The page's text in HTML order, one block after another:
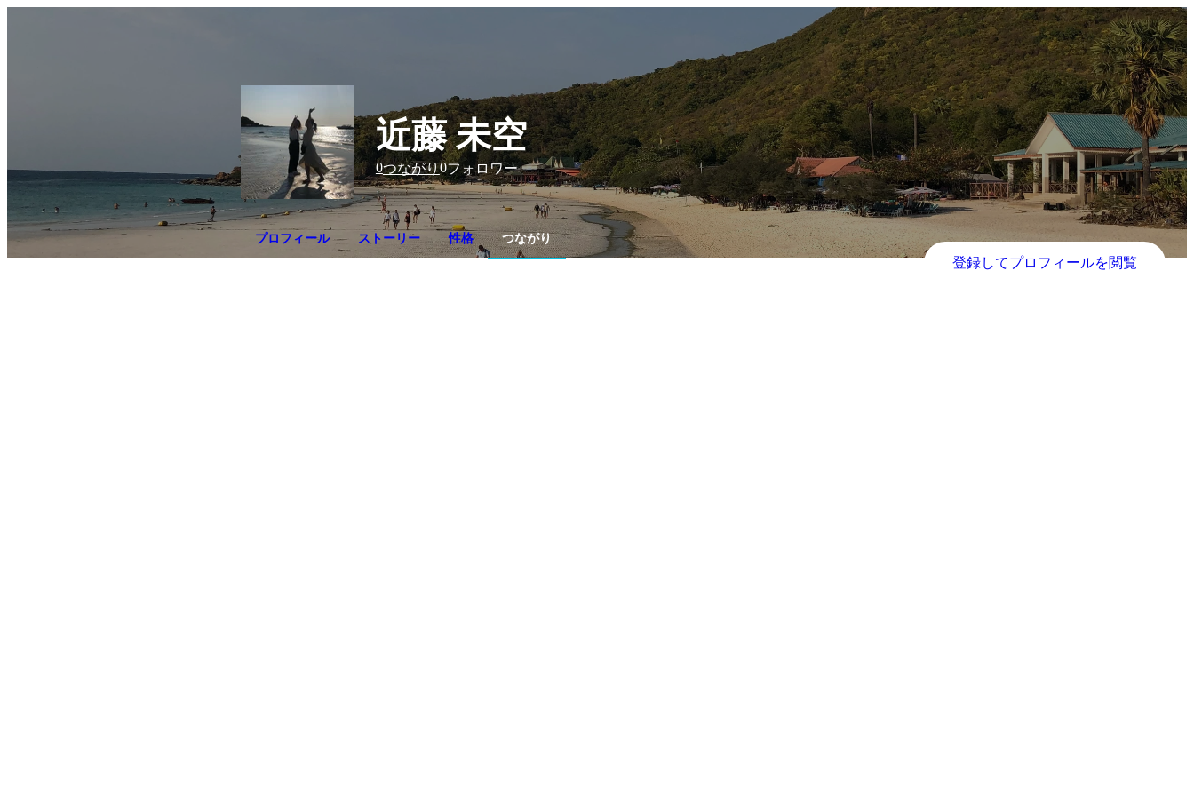
近藤 未空
0つながり0フォロワー
プロフィール ストーリー 性格 つながり
登録してプロフィールを閲覧